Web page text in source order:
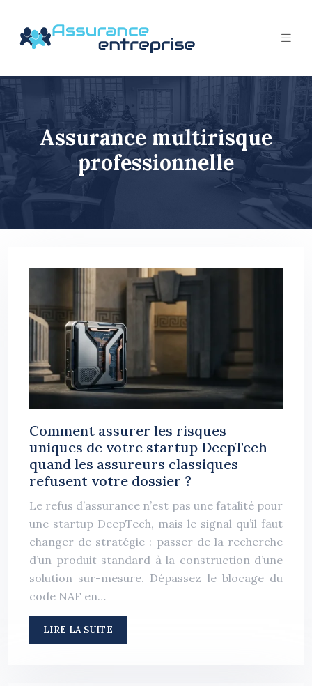
Assurance multirisque
professionnelle
Comment assurer les risques
uniques de votre startup DeepTech
quand les assureurs classiques
refusent votre dossier ?
Le refus d’assurance n’est pas une fatalité pour
une startup DeepTech, mais le signal qu’il faut
changer de stratégie : passer de la recherche
d’un produit standard à la construction d’une
solution sur-mesure. Dépassez le blocage du
code NAF en…
LIRE LA SUITE